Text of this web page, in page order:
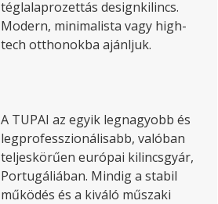
téglalaprozettás designkilincs.
Modern, minimalista vagy high-
tech otthonokba ajánljuk.
A TUPAI az egyik legnagyobb és
legprofesszionálisabb, valóban
teljeskörűen európai kilincsgyár,
Portugáliában. Mindig a stabil
működés és a kiváló műszaki